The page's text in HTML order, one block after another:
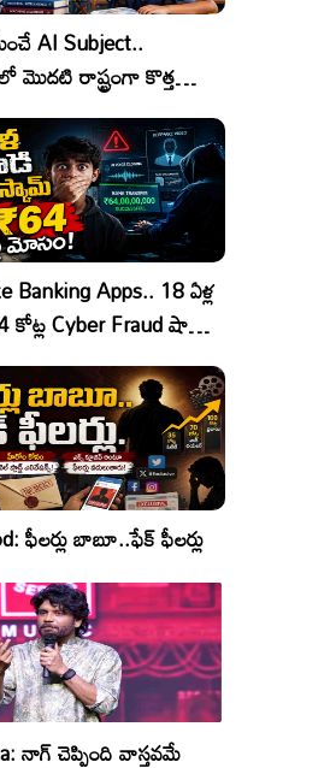
AI Subject..
మొదటి రాష్ట్రంగా కొత్త
Banking Apps.. 18 ఏళ్ల
కోట్ల Cyber Fraud షాకింగ్
ఫీలర్లు బాబూ..ఫేక్ ఫీలర్లు
నాగ్ చెప్పింది వాస్తవమే